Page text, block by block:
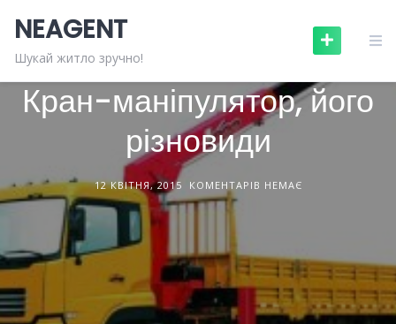
content
NEAGENT
Шукай житло зручно!БУДІВЕЛЬНА ТЕХНІКА
Кран-маніпулятор, його
різновиди
12 КВІТНЯ, 2015 КОМЕНТАРІВ НЕМАЄ